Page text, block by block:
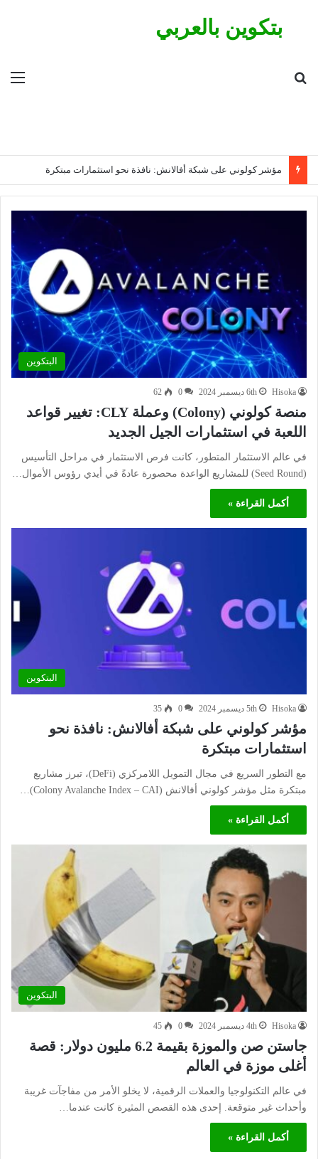
بتكوين بالعربي
مؤشر كولوني على شبكة أفالانش: نافذة نحو استثمارات مبتكرة
البتكوين
Hisoka 6th ديسمبر 2024 0
62
منصة كولوني (Colony) وعملة CLY: تغيير قواعد
اللعبة في استثمارات الجيل الجديد
في عالم الاستثمار المتطور، كانت فرص الاستثمار في مراحل التأسيس
(Seed Round) للمشاريع الواعدة محصورة عادةً في أيدي رؤوس الأموال…
أكمل القراءة »
البتكوين
Hisoka 5th ديسمبر 2024 0
35
مؤشر كولوني على شبكة أفالانش: نافذة نحو
استثمارات مبتكرة
مع التطور السريع في مجال التمويل اللامركزي (DeFi)، تبرز مشاريع
مبتكرة مثل مؤشر كولوني أفالانش (Colony Avalanche Index – CAI)…
أكمل القراءة »
البتكوين
Hisoka 4th ديسمبر 2024 0
45
جاستن صن والموزة بقيمة 6.2 مليون دولار: قصة
أغلى موزة في العالم
في عالم التكنولوجيا والعملات الرقمية، لا يخلو الأمر من مفاجآت غريبة
وأحداث غير متوقعة. إحدى هذه القصص المثيرة كانت عندما…
أكمل القراءة »